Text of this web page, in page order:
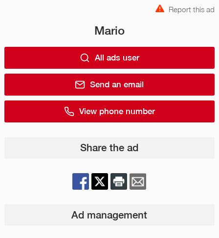
Report this ad
Mario
All ads user
Send an email
View phone number
Share the ad
Ad management